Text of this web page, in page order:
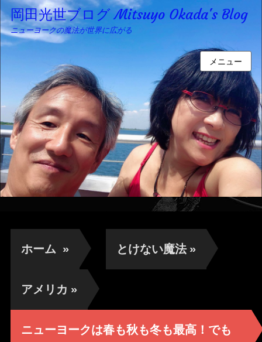
岡田光世ブログ Mitsuyo Okada's Blog
ニューヨークの魔法が世界に広がる
メニュー
ホーム » とけない魔法 »
アメリカ »
ニューヨークは春も秋も冬も最高！でも